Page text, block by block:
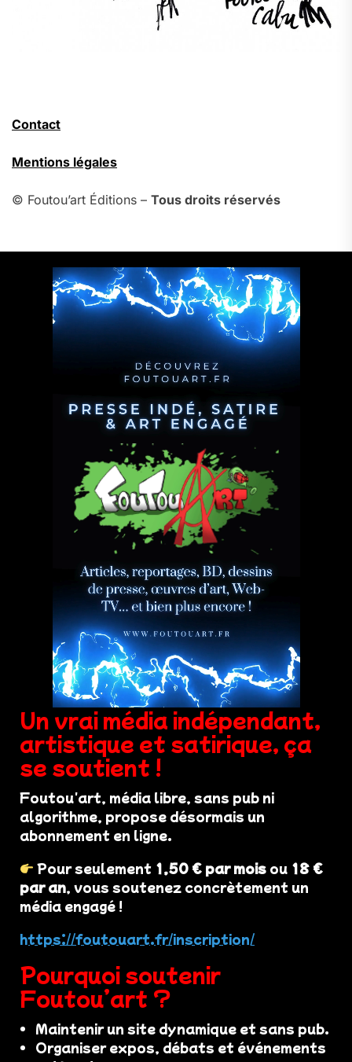
Contact
Mentions légales
© Foutou’art Éditions – Tous droits réservés
Un vrai média indépendant,
artistique et satirique, ça
se soutient !
Foutou'art, média libre, sans pub ni
algorithme, propose désormais un
abonnement en ligne.
Pour seulement 1,50 € par mois ou 18 €
par an, vous soutenez concrètement un
média engagé !
https://foutouart.fr/inscription/
Pourquoi soutenir
Foutou’art ?
Maintenir un site dynamique et sans pub.
Organiser expos, débats et événements